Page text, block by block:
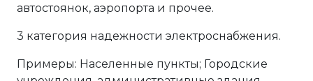
автостоянок, аэропорта и прочее.
3 категория надежности электроснабжения.
Примеры: Населенные пункты; Городские